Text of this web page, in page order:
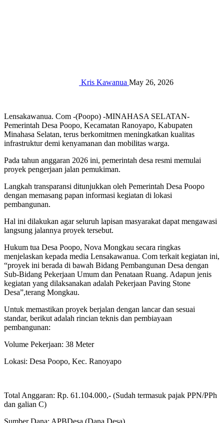
Kris Kawanua May 26, 2026
Lensakawanua. Com -(Poopo) -MINAHASA SELATAN-
Pemerintah Desa Poopo, Kecamatan Ranoyapo, Kabupaten
Minahasa Selatan, terus berkomitmen meningkatkan kualitas
infrastruktur demi kenyamanan dan mobilitas warga. ‎‎
Pada tahun anggaran 2026 ini, pemerintah desa resmi memulai
proyek pengerjaan jalan pemukiman.‎‎
Langkah transparansi ditunjukkan oleh Pemerintah Desa Poopo
dengan memasang papan informasi kegiatan di lokasi
pembangunan.
‎‎Hal ini dilakukan agar seluruh lapisan masyarakat dapat mengawasi
langsung jalannya proyek tersebut.‎‎
Hukum tua Desa Poopo, Nova Mongkau secara ringkas
menjelaskan kepada media Lensakawanua. Com terkait kegiatan ini,
“proyek ini berada di bawah Bidang Pembangunan Desa dengan
Sub-Bidang Pekerjaan Umum dan Penataan Ruang. Adapun jenis
kegiatan yang dilaksanakan adalah Pekerjaan Paving Stone
Desa”,terang Mongkau.‎‎‎
Untuk memastikan proyek berjalan dengan lancar dan sesuai
standar, berikut adalah rincian teknis dan pembiayaan
pembangunan:‎‎
Volume Pekerjaan: 38 Meter
‎Lokasi: Desa Poopo, Kec. Ranoyapo‎
Total Anggaran: Rp. 61.104.000,- (Sudah termasuk pajak PPN/PPh
dan galian C)‎
Sumber Dana: APBDesa (Dana Desa)